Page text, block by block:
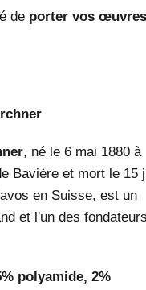
de porter vos œuvres
, né le 6 mai 1880 à
Bavière et mort le 15
en Suisse, est un
et l'un des
polyamide, 2%